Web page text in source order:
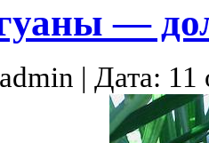
—
| Дата: 11